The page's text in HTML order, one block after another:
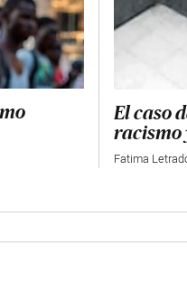
El caso
racismo
Fatima